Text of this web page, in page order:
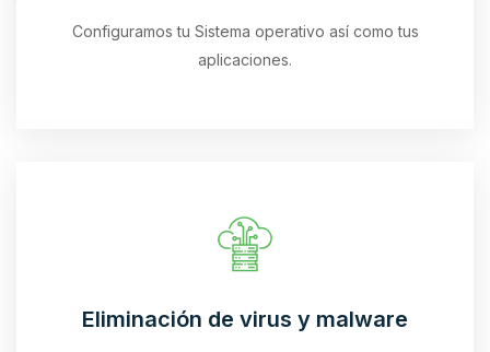
Configuramos tu Sistema operativo así como tus
aplicaciones.
Eliminación de virus y malware